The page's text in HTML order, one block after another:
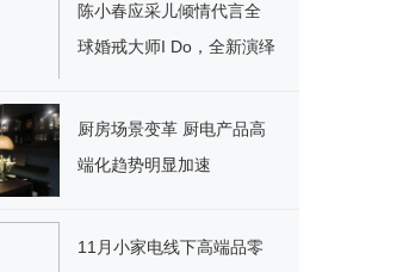
陈小春应采儿倾情代言全
球婚戒大师I Do，全新演绎
厨房场景变革 厨电产品高
端化趋势明显加速
11月小家电线下高端品零